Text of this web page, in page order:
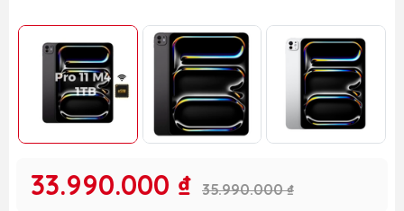
33.990.000 ₫ 35.990.000 ₫